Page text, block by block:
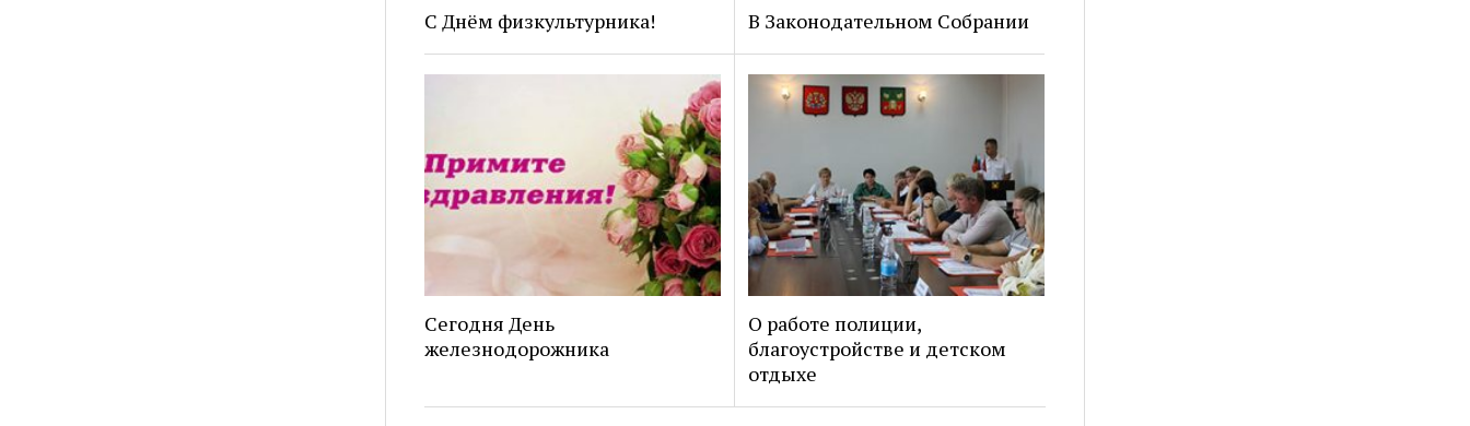
С Днём физкультурника! В Законодательном Собрании
Сегодня День
железнодорожника
О работе полиции,
благоустройстве и детском
отдыхе